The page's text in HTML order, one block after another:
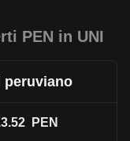
PEN in UNI
peruviano
PEN